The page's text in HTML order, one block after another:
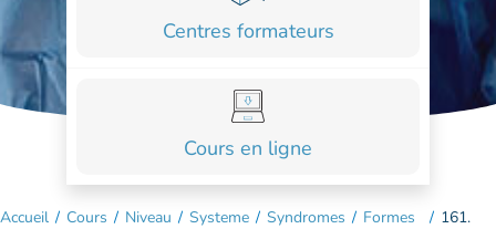
Centres formateurs
Cours en ligne
Accueil / Cours / Niveau / Systeme / Syndromes / Formes
/ 161.
FORMATIONS
CONTACT